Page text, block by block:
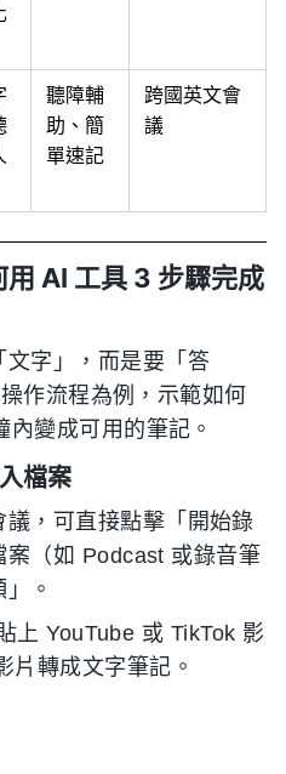
聽障輔
助、簡
單速記
跨國英文會
議
AI 工具 3 步驟完成
字」，而是要「答
作流程為例，示範如何
變成可用的筆記。
檔案
，可直接點擊「開始錄
案（如 Podcast 或錄音筆
。
上 YouTube 或 TikTok 影
片轉成文字筆記。